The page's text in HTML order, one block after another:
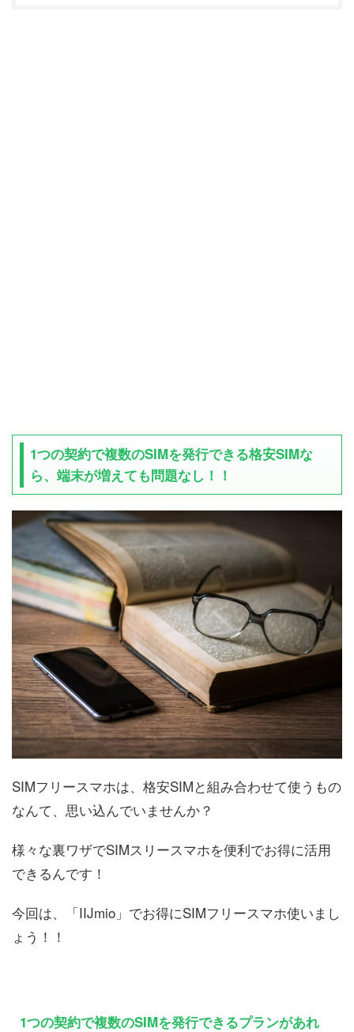
1つの契約で複数のSIMを発行できる格安SIMな
ら、端末が増えても問題なし！！
SIMフリースマホは、格安SIMと組み合わせて使うもの
なんて、思い込んでいませんか？
様々な裏ワザでSIMスリースマホを便利でお得に活用
できるんです！
今回は、「IIJmio」でお得にSIMフリースマホ使いまし
ょう！！
1つの契約で複数のSIMを発行できるプランがあれ